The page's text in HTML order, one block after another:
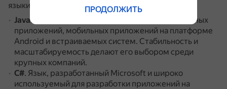
языки программирования:
Java.
Используется для разработки корпоративных
приложений, мобильных приложений на платформе
Android и встраиваемых систем. Стабильность и
масштабируемость делают его выбором среди
крупных компаний.
C#. Язык, разработанный Microsoft и широко
используемый для разработки приложений на
ПРОДОЛЖИТЬ